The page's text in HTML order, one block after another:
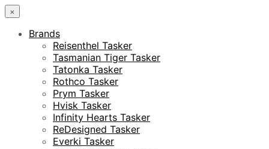
×
Brands
Reisenthel Tasker
Tasmanian Tiger Tasker
Tatonka Tasker
Rothco Tasker
Prym Tasker
Hvisk Tasker
Infinity Hearts Tasker
ReDesigned Tasker
Everki Tasker